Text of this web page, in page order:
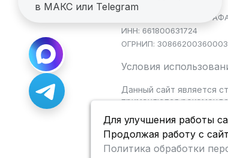
ИП САГДЕЕВ ДИНАР
ИНН: 661800631724
ОГРНИП:
Условия
Данный сайт является
применяются
в МАКС или Telegram
Для улучшения работы
Продолжая работу с
Политика обработки